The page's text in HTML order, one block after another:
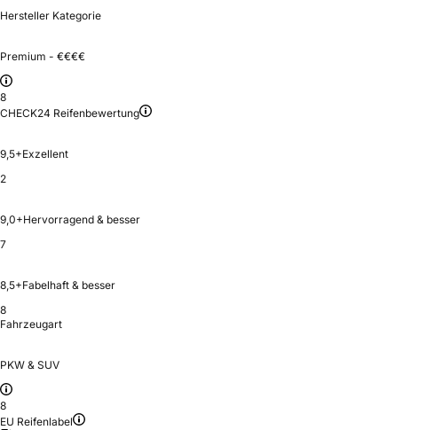
Hersteller Kategorie
Premium - €€€€
8
CHECK24 Reifenbewertung
9,5+Exzellent
2
9,0+Hervorragend & besser
7
8,5+Fabelhaft & besser
8
Fahrzeugart
PKW & SUV
8
EU Reifenlabel